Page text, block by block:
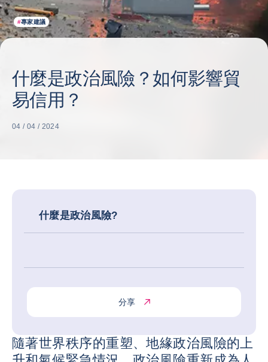
#專家建議
什麼是政治風險？如何影響貿
易信用？
04 / 04 / 2024
什麼是政治風險?
分享
隨著世界秩序的重塑、地緣政治風險的上